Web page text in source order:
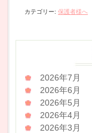
カテゴリー:保護者様へ
2026年7月
2026年6月
2026年5月
2026年4月
2026年3月